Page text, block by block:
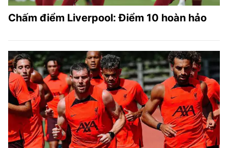
Chấm điểm Liverpool: Điểm 10 hoàn hảo